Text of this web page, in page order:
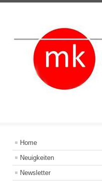
Home
Neuigkeiten
Newsletter